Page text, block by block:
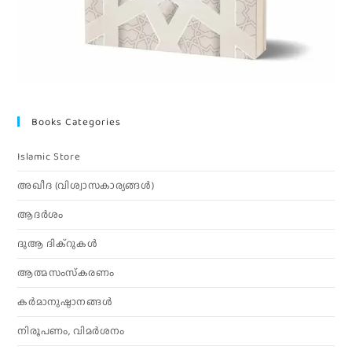
Books Categories
Islamic Store
അഖീദ (വിശ്വാസകാര്യങ്ങള്‍)
ആദര്‍ശം
ദുആ ദിക്റുകൾ
ആത്മസംസ്‌കരണം
കര്‍മാനുഷ്ഠാനങ്ങള്‍
നിരൂപണം, വിമര്‍ശനം